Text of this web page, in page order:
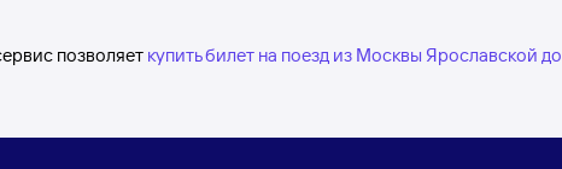
позволяет купить билет на поезд из Москвы Ярославской до